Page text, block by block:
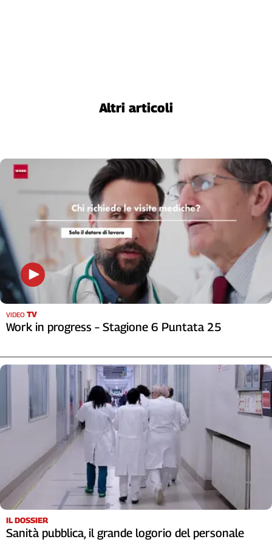
Valle
D'Aosta
Archivio
Storico
2014
Cerca
Contatti
La
Newsletter
Altri articoli
VIDEO TV
Work in progress – Stagione 6 Puntata 25
IL DOSSIER
Sanità pubblica, il grande logorio del personale